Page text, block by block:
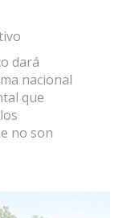
dará
nacional
que
no son